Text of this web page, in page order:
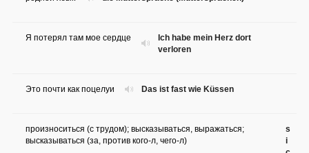
Ich habe mein Herz dort
verloren
Я потерял там мое сердце
Das ist fast wie Küssen
Это почти как поцелуи
s
i
произноситься (с трудом); высказываться, выражаться;
высказываться (за, против кого-л, чего-л)